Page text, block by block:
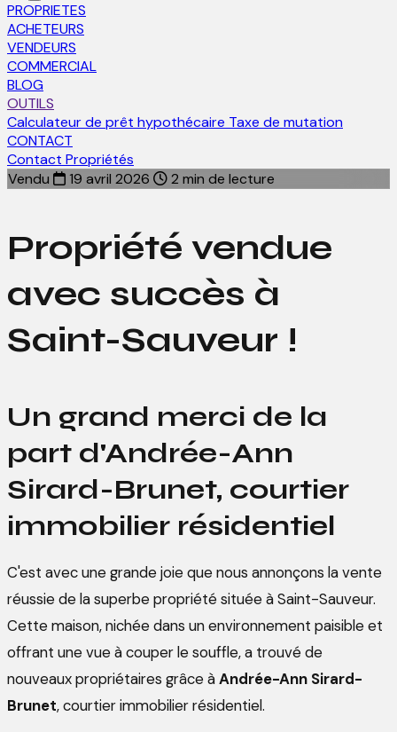
PROPRIETES
ACHETEURS
VENDEURS
COMMERCIAL
BLOG
OUTILS
Calculateur de prêt hypothécaire Taxe de mutation
CONTACT
Contact Propriétés
Vendu
19 avril 2026 2 min de lecture
Propriété vendue
avec succès à
Saint-Sauveur !
Un grand merci de la
part d'Andrée-Ann
Sirard-Brunet, courtier
immobilier résidentiel
C'est avec une grande joie que nous annonçons la vente
réussie de la superbe propriété située à Saint-Sauveur.
Cette maison, nichée dans un environnement paisible et
offrant une vue à couper le souffle, a trouvé de
nouveaux propriétaires grâce àAndrée-Ann Sirard-
Brunet, courtier immobilier résidentiel.